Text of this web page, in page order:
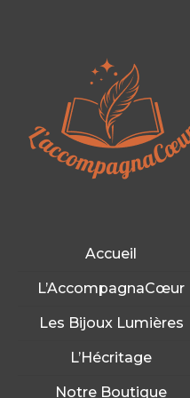
Accueil
L’AccompagnaCœur
Les Bijoux Lumières
L’Hécritage
Notre Boutique